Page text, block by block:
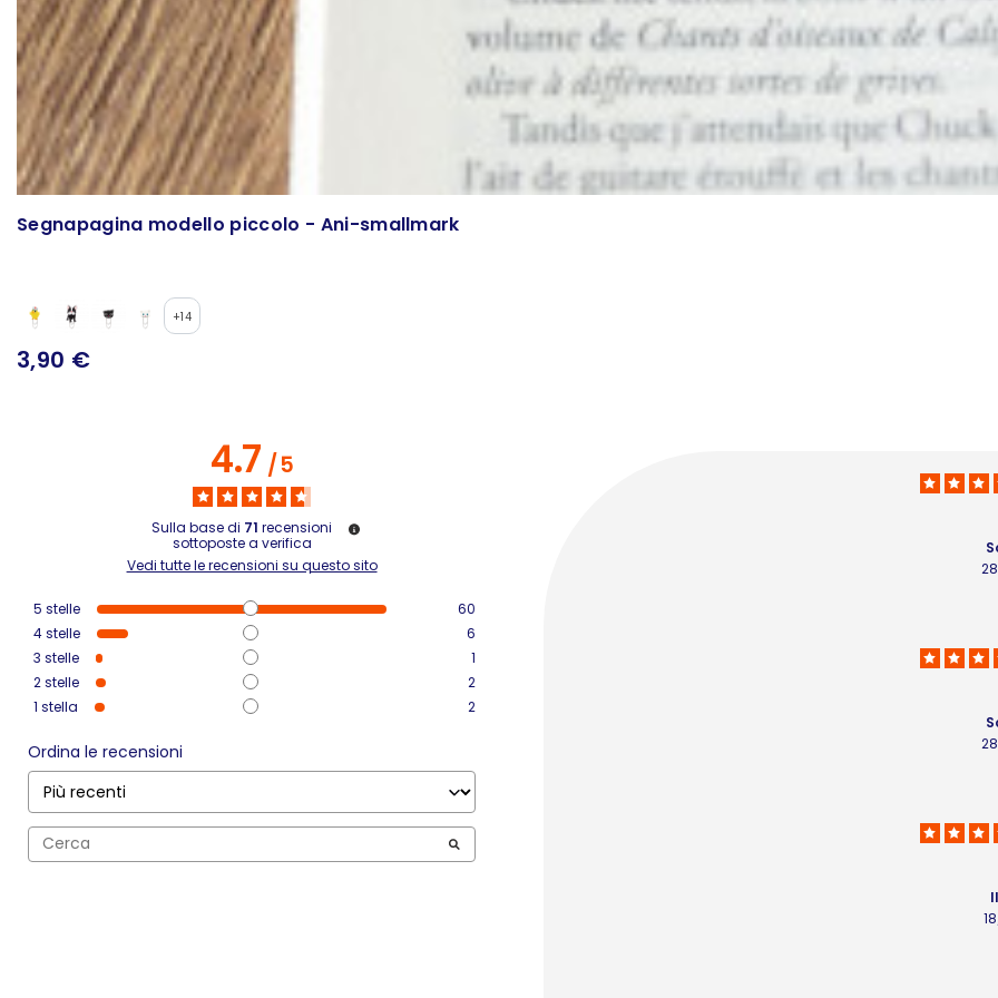
Segnapagina modello piccolo - Ani-smallmark
+14
3,90 €
4.7/5
Sulla base di 71 recensioni
sottoposte a verifica
Vedi tutte le recensioni su questo sito
5 stelle
60
4stelle
6
3 stelle
1
2stelle
2
1 stella 2
Ordina le recensioni